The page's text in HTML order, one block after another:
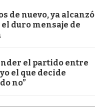
de nuevo, ya alcanzó
duro mensaje de
el partido entre
el que decide
no”